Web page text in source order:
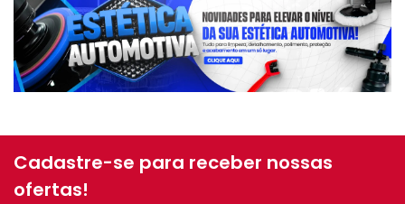
Cadastre-se para receber nossas
ofertas!